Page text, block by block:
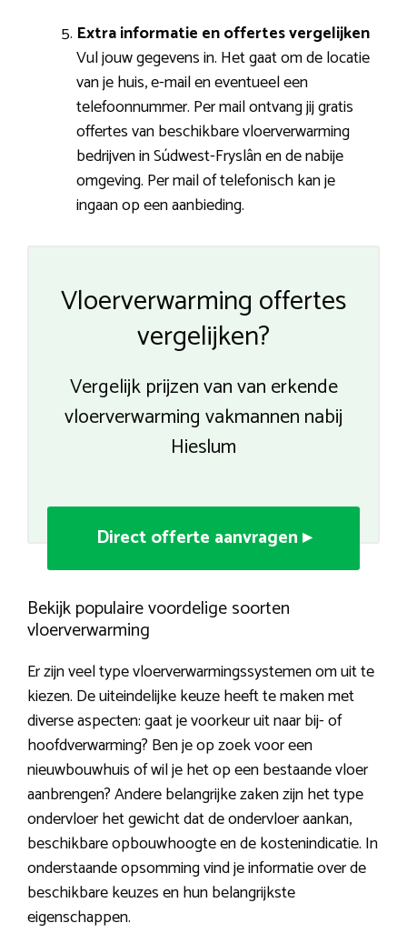
Extra informatie en offertes vergelijken
Vul jouw gegevens in. Het gaat om de locatie
van je huis, e-mail en eventueel een
telefoonnummer. Per mail ontvang jij gratis
offertes van beschikbare vloerverwarming
bedrijven in Súdwest-Fryslân en de nabije
omgeving. Per mail of telefonisch kan je
ingaan op een aanbieding.
Vloerverwarming offertes
vergelijken?
Vergelijk prijzen van van erkende
vloerverwarming vakmannen nabij
Hieslum
Direct offerte aanvragen ▸
Bekijk populaire voordelige soorten
vloerverwarming
Er zijn veel type vloerverwarmingssystemen om uit te
kiezen. De uiteindelijke keuze heeft te maken met
diverse aspecten: gaat je voorkeur uit naar bij- of
hoofdverwarming? Ben je op zoek voor een
nieuwbouwhuis of wil je het op een bestaande vloer
aanbrengen? Andere belangrijke zaken zijn het type
ondervloer het gewicht dat de ondervloer aankan,
beschikbare opbouwhoogte en de kostenindicatie. In
onderstaande opsomming vind je informatie over de
beschikbare keuzes en hun belangrijkste
eigenschappen.